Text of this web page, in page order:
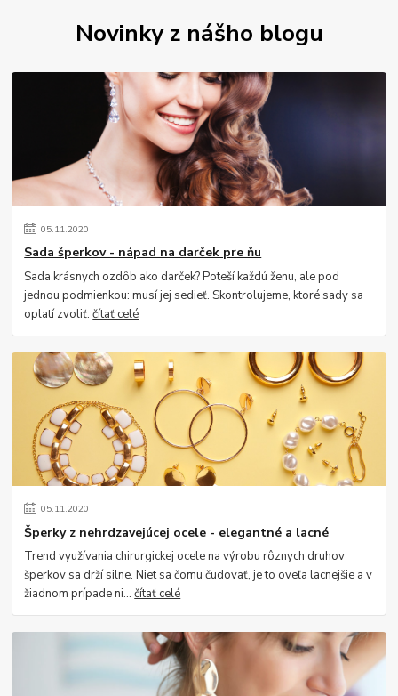
Novinky z nášho blogu
05.11.2020
Sada šperkov - nápad na darček pre ňu
Sada krásnych ozdôb ako darček? Poteší každú ženu, ale pod
jednou podmienkou: musí jej sedieť. Skontrolujeme, ktoré sady sa
oplatí zvoliť.čítať celé
05.11.2020
Šperky z nehrdzavejúcej ocele - elegantné a lacné
Trend využívania chirurgickej ocele na výrobu rôznych druhov
šperkov sa drží silne. Niet sa čomu čudovať, je to oveľa lacnejšie a v
žiadnom prípade ni...čítať celé